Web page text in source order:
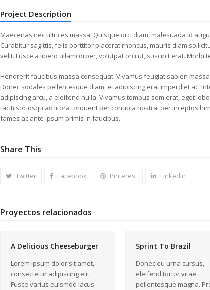
Project Description
Maecenas nec ultrices massa. Quisque orci diam, malesuada id
Curabitur sagittis, felis porttitor placerat rhoncus, mauris diam
velit. Fusce a libero ullamcorper, volutpat orci ut, suscipit erat. Morbi
Hendrerit faucibus massa consequat. Vivamus feugiat sapien
Donec sodales pellentesque diam, et adipiscing erat imperdiet ac.
adipiscing arcu, a eleifend nulla. Vivamus tempus sem erat, eget
taciti sociosqu ad litora torquent per conubia nostra, per inceptos
fames ac ante ipsum primis in faucibus.
Share This
Twitter Facebook Pinterest LinkedIn
Proyectos relacionados
A Delicious Cheeseburger
Lorem ipsum dolor sit amet,
consectetur adipiscing elit.
Fusce varius euismod lacus
Sprint To Brazil
Donec eu urna cursus,
eleifend tortor vitae,
pellentesque magna.